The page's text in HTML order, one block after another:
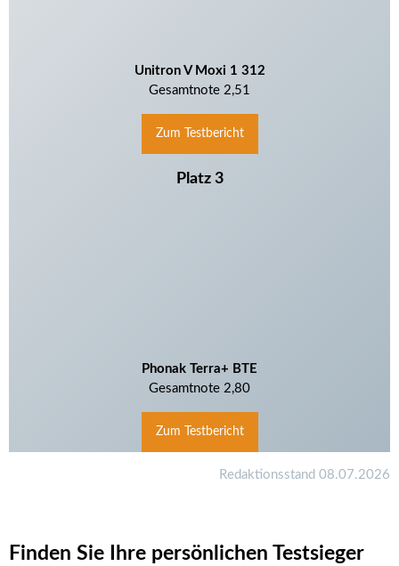
Unitron V Moxi 1 312
Gesamtnote 2,51
Zum Testbericht
Platz 3
Phonak Terra+ BTE
Gesamtnote 2,80
Zum Testbericht
Redaktionsstand 08.07.2026
Finden Sie Ihre persönlichen Testsieger